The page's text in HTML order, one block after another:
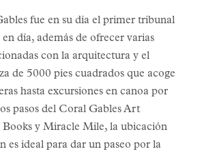
fue en su día el primer tribunal
día, además de ofrecer varias
con la arquitectura y el
de 5000 pies cuadrados que acoge
hasta excursiones en canoa por
pasos del Coral Gables Art
Books y Miracle Mile, la ubicación
es ideal para dar un paseo por la